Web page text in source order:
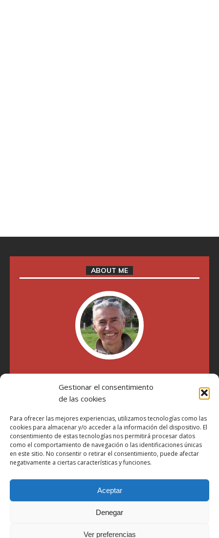
Gestionar el consentimiento
de las cookies
Para ofrecer las mejores experiencias, utilizamos tecnologías como las
cookies para almacenar y/o acceder a la información del dispositivo. El
consentimiento de estas tecnologías nos permitirá procesar datos
como el comportamiento de navegación o las identificaciones únicas
en este sitio. No consentir o retirar el consentimiento, puede afectar
negativamente a ciertas características y funciones.
Aceptar
Denegar
Ver preferencias
ABOUT ME
"Soy Manel Hospido, nací en Valencia en 1969 y desde el
año 2007 he escrito sobre motos en distintos medios.
Millatrece.com es una apuesta por escribir sobre lo que me
participa"
Aviso Legal
Política de Privacidad
Más Información sobre Cookies